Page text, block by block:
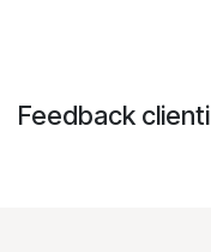
Feedback clienti